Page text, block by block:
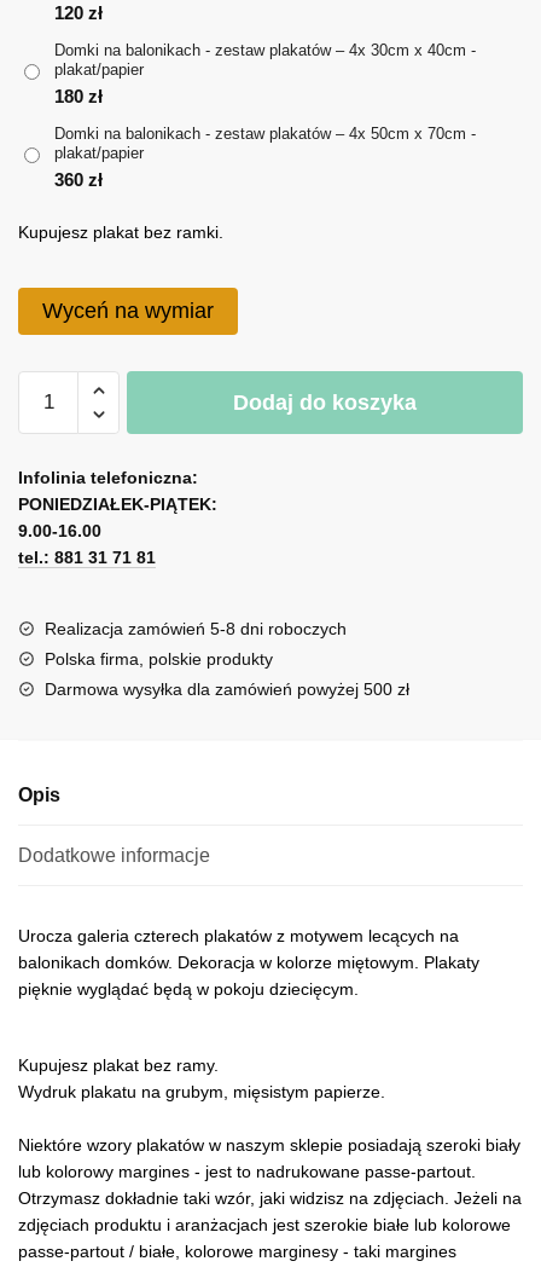
360 zł
120 zł
Domki na balonikach - zestaw plakatów – 4x 30cm x 40cm -
plakat/papier
180 zł
Domki na balonikach - zestaw plakatów – 4x 50cm x 70cm -
plakat/papier
360 zł
Kupujesz plakat bez ramki.
Wyceń na wymiar
Domki
balonikach
-
zestaw
plakatów
Dodaj do koszyka
l
t
e
r
a
t
i
Infolinia telefoniczna:
PONIEDZIAŁEK-PIĄTEK:
9.00-16.00
tel.: 881 31 71 81
Realizacja zamówień 5-8 dni roboczych
Polska firma, polskie produkty
Darmowa wysyłka dla zamówień powyżej 500 zł
Opis
Dodatkowe informacje
Urocza galeria czterech plakatów z motywem lecących na
balonikach domków. Dekoracja w kolorze miętowym. Plakaty
pięknie wyglądać będą w pokoju dziecięcym.
Kupujesz plakat bez ramy.
Wydruk plakatu na grubym, mięsistym papierze.
Niektóre wzory plakatów w naszym sklepie posiadają szeroki biały
lub kolorowy margines - jest to nadrukowane passe-partout.
Otrzymasz dokładnie taki wzór, jaki widzisz na zdjęciach. Jeżeli na
zdjęciach produktu i aranżacjach jest szerokie białe lub kolorowe
passe-partout / białe, kolorowe marginesy - taki margines